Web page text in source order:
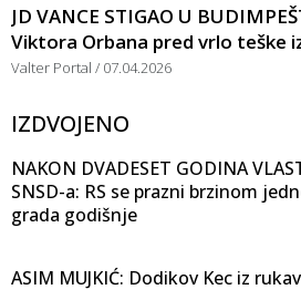
JD VANCE STIGAO U
Viktora Orbana pred vrlo teške
Valter Portal 07.04.2026
IZDVOJENO
NAKON DVADESET GODINA
SNSD-a: RS se prazni brzinom
grada godišnje
ASIM MUJKIĆ: Dodikov Kec iz